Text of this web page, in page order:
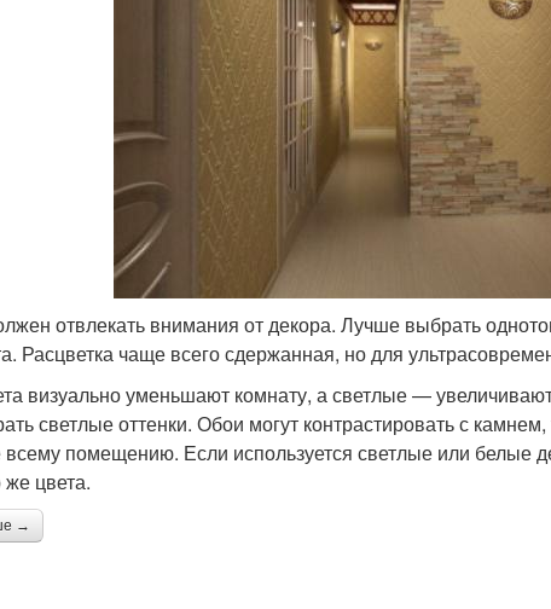
отвлекать внимания от декора. Лучше выбрать
Расцветка чаще всего сдержанная, но для
визуально уменьшают комнату, а светлые —
светлые оттенки. Обои могут контрастировать с
всему помещению. Если используется светлые или белые
же цвета.
→